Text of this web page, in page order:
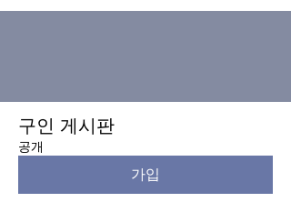
구인 게시판
공개
가입